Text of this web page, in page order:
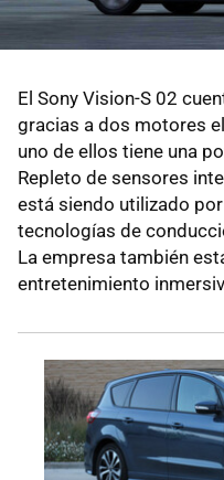
El Sony Vision-S 02
gracias a dos motores
uno de ellos tiene una
Repleto de sensores
está siendo utilizado
tecnologías de
La empresa también
entretenimiento